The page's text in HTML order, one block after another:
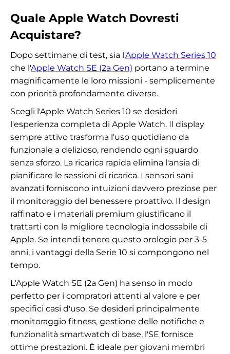
Quale Apple Watch Dovresti
Acquistare?
Dopo settimane di test, sia l'Apple Watch Series 10
che l'Apple Watch SE (2a Gen) portano a termine
magnificamente le loro missioni - semplicemente
con priorità profondamente diverse.
Scegli l'Apple Watch Series 10 se desideri
l'esperienza completa di Apple Watch. Il display
sempre attivo trasforma l'uso quotidiano da
funzionale a delizioso, rendendo ogni sguardo
senza sforzo. La ricarica rapida elimina l'ansia di
pianificare le sessioni di ricarica. I sensori sani
avanzati forniscono intuizioni davvero preziose per
il monitoraggio del benessere proattivo. Il design
raffinato e i materiali premium giustificano il
trattarti con la migliore tecnologia indossabile di
Apple. Se intendi tenere questo orologio per 3-5
anni, i vantaggi della Serie 10 si compongono nel
tempo.
L'Apple Watch SE (2a Gen) ha senso in modo
perfetto per i compratori attenti al valore e per
specifici casi d'uso. Se desideri principalmente
monitoraggio fitness, gestione delle notifiche e
funzionalità smartwatch di base, l'SE fornisce
ottime prestazioni. È ideale per giovani membri